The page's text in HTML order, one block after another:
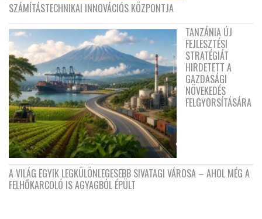
SZÁMÍTÁSTECHNIKAI INNOVÁCIÓS KÖZPONTJA
TANZÁNIA ÚJ
FEJLESZTÉSI
STRATÉGIÁT
HIRDETETT A
GAZDASÁGI
NÖVEKEDÉS
FELGYORSÍTÁSÁRA
A VILÁG EGYIK LEGKÜLÖNLEGESEBB SIVATAGI VÁROSA – AHOL MÉG A
FELHŐKARCOLÓ IS AGYAGBÓL ÉPÜLT